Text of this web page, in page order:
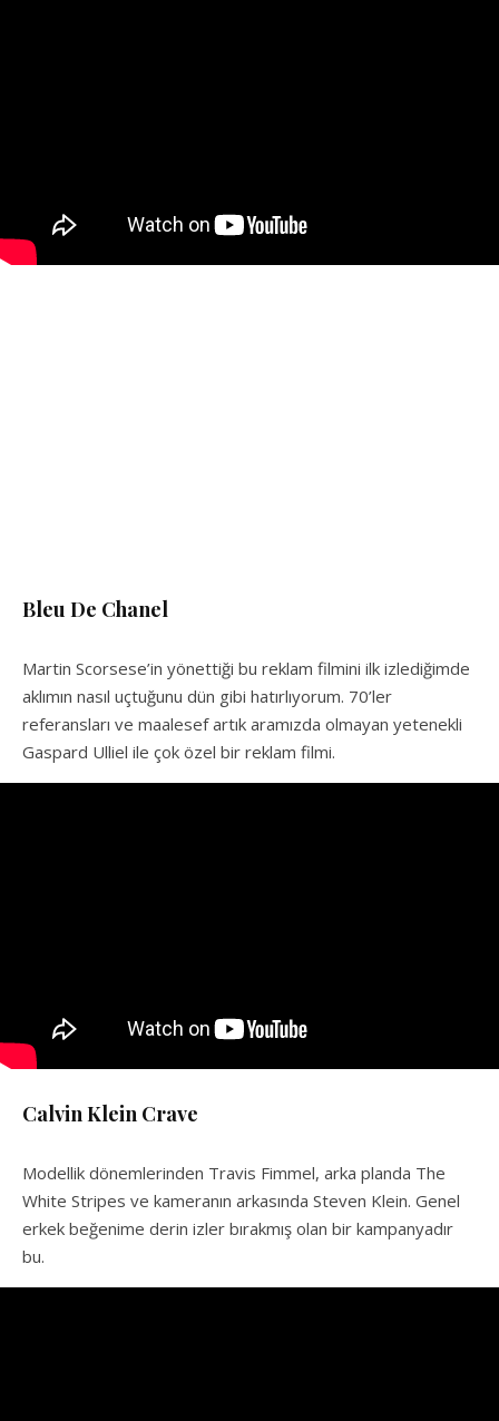
Bleu De Chanel
Martin Scorsese’in yönettiği bu reklam filmini ilk izlediğimde
aklımın nasıl uçtuğunu dün gibi hatırlıyorum. 70’ler
referansları ve maalesef artık aramızda olmayan yetenekli
Gaspard Ulliel ile çok özel bir reklam filmi.
Calvin Klein Crave
Modellik dönemlerinden Travis Fimmel, arka planda The
White Stripes ve kameranın arkasında Steven Klein. Genel
erkek beğenime derin izler bırakmış olan bir kampanyadır
bu.